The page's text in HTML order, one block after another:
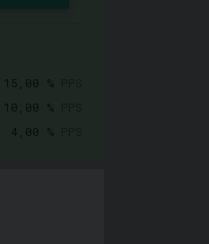
15,00 %
10,00 %
4,00 %